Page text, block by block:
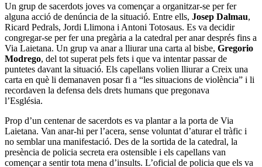
Un grup de sacerdots joves va començar a organitzar-se per fer
alguna acció de denúncia de la situació. Entre ells, Josep Dalmau,
Ricard Pedrals, Jordi Llimona i Antoni Totosaus. Es va decidir
congregar-se per fer una pregària a la catedral per anar després fins a
Via Laietana. Un grup va anar a lliurar una carta al bisbe, Gregorio
Modrego, del tot superat pels fets i que va intentar passar de
puntetes davant la situació. Els capellans volien lliurar a Creix una
carta en què li demanaven posar fi a “les situacions de violència” i li
recordaven la defensa dels drets humans que pregonava
l’Església.
Prop d’un centenar de sacerdots es va plantar a la porta de Via
Laietana. Van anar-hi per l’acera, sense voluntat d’aturar el tràfic i
no semblar una manifestació. Des de la sortida de la catedral, la
presència de policia secreta era ostensible i els capellans van
començar a sentir tota mena d’insults. L’oficial de policia que els va